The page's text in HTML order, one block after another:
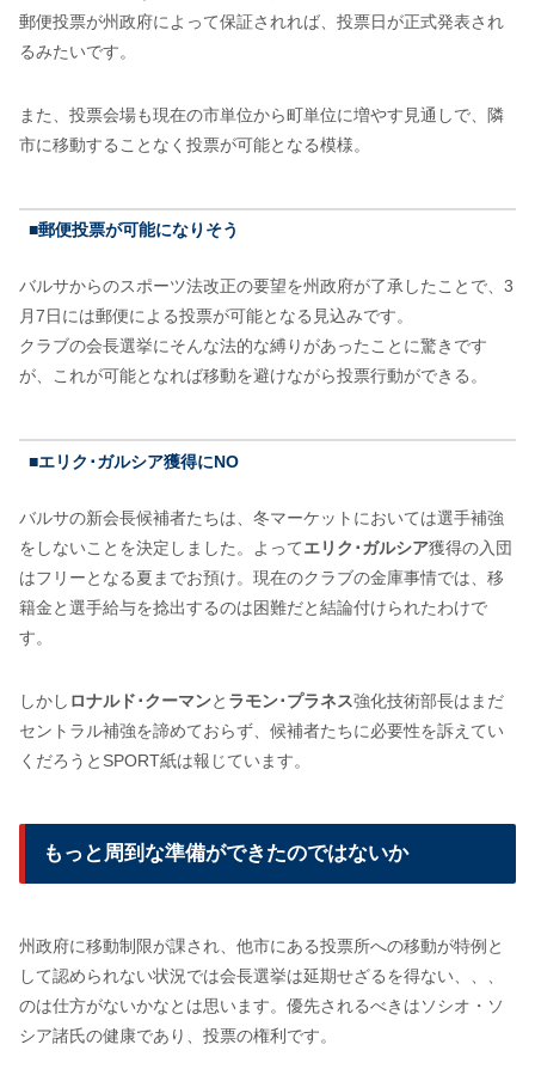
郵便投票が州政府によって保証されれば、投票日が正式発表され
るみたいです。
また、投票会場も現在の市単位から町単位に増やす見通しで、隣
市に移動することなく投票が可能となる模様。
■郵便投票が可能になりそう
バルサからのスポーツ法改正の要望を州政府が了承したことで、3
月7日には郵便による投票が可能となる見込みです。
クラブの会長選挙にそんな法的な縛りがあったことに驚きです
が、これが可能となれば移動を避けながら投票行動ができる。
■エリク･ガルシア獲得にNO
バルサの新会長候補者たちは、冬マーケットにおいては選手補強
をしないことを決定しました。よってエリク･ガルシア獲得の入団
はフリーとなる夏までお預け。現在のクラブの金庫事情では、移
籍金と選手給与を捻出するのは困難だと結論付けられたわけで
す。
しかし ロナルド･クーマンと ラモン･プラネス強化技術部長はまだ
セントラル補強を諦めておらず、候補者たちに必要性を訴えてい
くだろうとSPORT紙は報じています。
もっと周到な準備ができたのではないか
州政府に移動制限が課され、他市にある投票所への移動が特例と
して認められない状況では会長選挙は延期せざるを得ない、、、
のは仕方がないかなとは思います。優先されるべきはソシオ・ソ
シア諸氏の健康であり、投票の権利です。